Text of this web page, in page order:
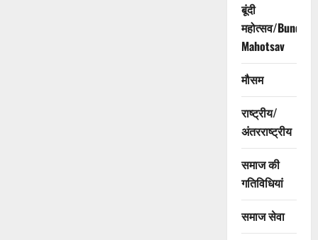
बूंदी
महोत्सव/Bundi
Mahotsav
मौसम
राष्ट्रीय/
अंतरराष्ट्रीय
समाज की
गतिविधियां
समाज सेवा